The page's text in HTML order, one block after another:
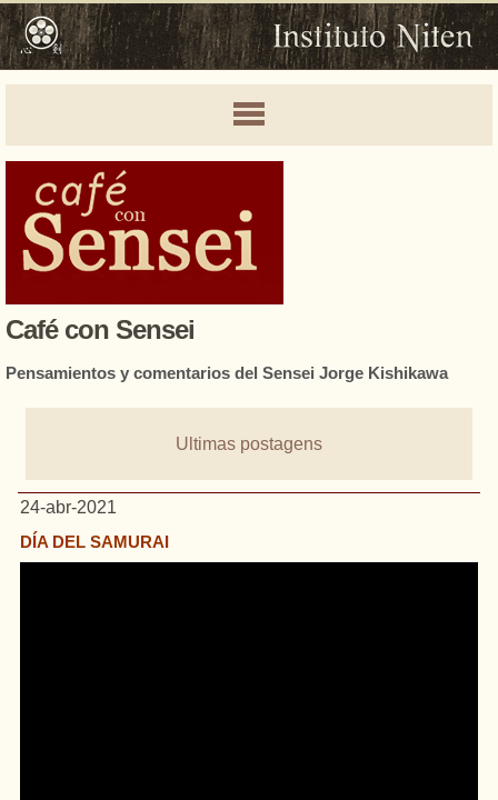
Café con Sensei
Pensamientos y comentarios del Sensei Jorge Kishikawa
Ultimas postagens
24-abr-2021
DÍA DEL SAMURAI